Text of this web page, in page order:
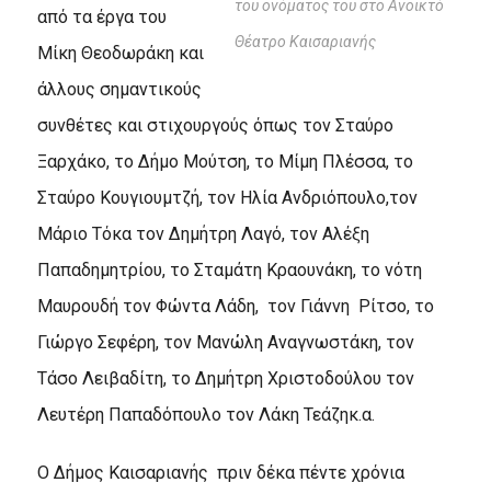
του ονόματος του στο Ανοικτό
Θέατρο Καισαριανής
από τα έργα του
Μίκη Θεοδωράκη και
άλλους σημαντικούς
συνθέτες και στιχουργούς όπως τον Σταύρο
Ξαρχάκο, το Δήμο Μούτση, το Μίμη Πλέσσα, το
Σταύρο Κουγιουμτζή, τον Ηλία Ανδριόπουλο,τον
Μάριο Τόκα τον Δημήτρη Λαγό, τον Αλέξη
Παπαδημητρίου, το Σταμάτη Κραουνάκη, το νότη
Μαυρουδή τον Φώντα Λάδη, τον Γιάννη Ρίτσο, το
Γιώργο Σεφέρη, τον Μανώλη Αναγνωστάκη, τον
Τάσο Λειβαδίτη, το Δημήτρη Χριστοδούλου τον
Λευτέρη Παπαδόπουλο τον Λάκη Τεάζηκ.α.
Ο Δήμος Καισαριανής πριν δέκα πέντε χρόνια